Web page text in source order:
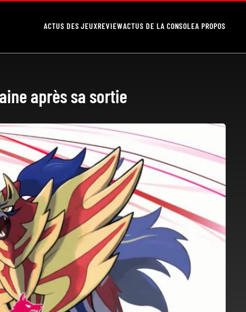
ACTUS DES JEUXREVIEWACTUS DE LA CONSOLEA PROPOS
après sa sortie